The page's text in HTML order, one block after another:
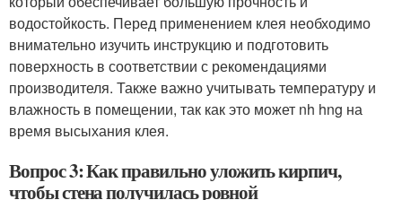
водостойкость. Перед применением клея необходимо
внимательно изучить инструкцию и подготовить
поверхность в соответствии с рекомендациями
производителя. Также важно учитывать температуру и
влажность в помещении, так как это может nh hng на
время высыхания клея.
Вопрос 3: Как правильно уложить кирпич,
чтобы стена получилась ровной